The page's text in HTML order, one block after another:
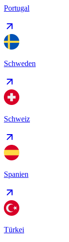
Portugal
Schweden
Schweiz
Spanien
Türkei